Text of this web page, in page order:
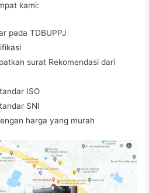
kami:
pada TDBUPPJ
surat Rekomendasi dari
ISO
SNI
harga yang murah